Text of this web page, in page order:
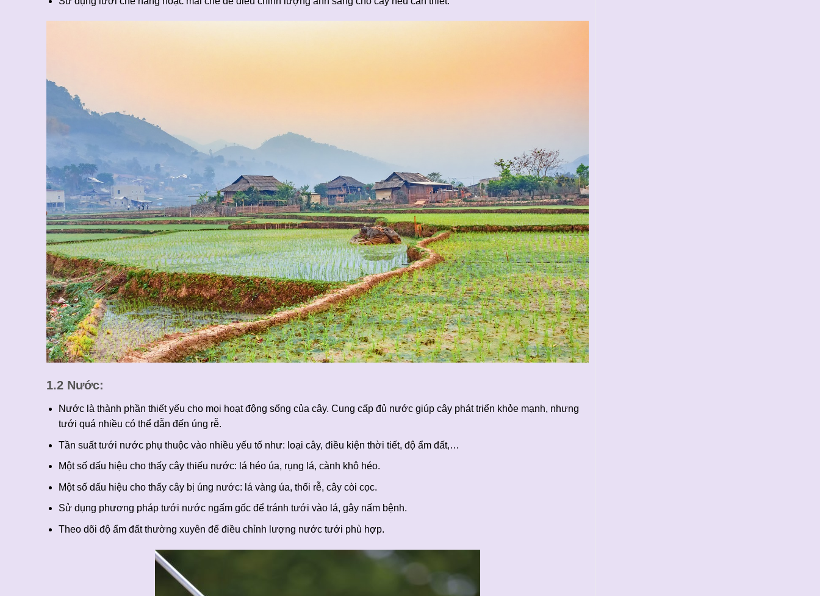
1.2 Nước:
Nước là thành phần thiết yếu cho mọi hoạt động sống của cây. Cung cấp đủ nước giúp cây phát triển khỏe mạnh, nhưng
tưới quá nhiều có thể dẫn đến úng rễ.
Tần suất tưới nước phụ thuộc vào nhiều yếu tố như: loại cây, điều kiện thời tiết, độ ẩm đất,…
Một số dấu hiệu cho thấy cây thiếu nước: lá héo úa, rụng lá, cành khô héo.
Một số dấu hiệu cho thấy cây bị úng nước: lá vàng úa, thối rễ, cây còi cọc.
Sử dụng phương pháp tưới nước ngấm gốc để tránh tưới vào lá, gây nấm bệnh.
Theo dõi độ ẩm đất thường xuyên để điều chỉnh lượng nước tưới phù hợp.